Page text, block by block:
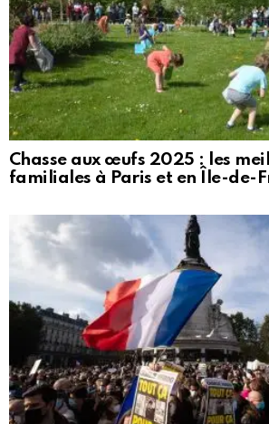
Chasse aux œufs 2025 : les
familiales à Paris et en Île-de-